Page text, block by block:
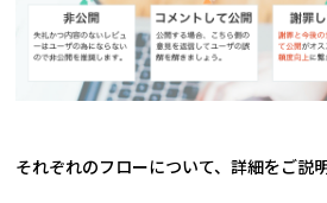
それぞれのフローについて、詳細をご説明